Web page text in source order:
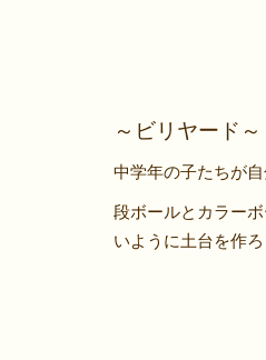
～ビリヤード～
中学年の子たちが
段ボールとカラー
いように土台を作